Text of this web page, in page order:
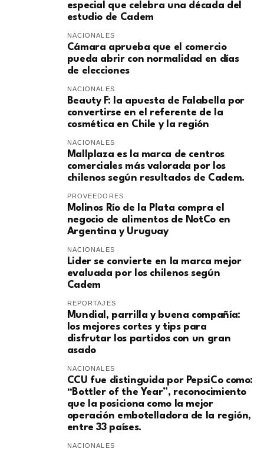
especial que celebra una década del
estudio de Cadem
NACIONALES
Cámara aprueba que el comercio
pueda abrir con normalidad en días
de elecciones
NACIONALES
Beauty F: la apuesta de Falabella por
convertirse en el referente de la
cosmética en Chile y la región
NACIONALES
Mallplaza es la marca de centros
comerciales más valorada por los
chilenos según resultados de Cadem.
PROVEEDORES
Molinos Río de la Plata compra el
negocio de alimentos de NotCo en
Argentina y Uruguay
NACIONALES
Lider se convierte en la marca mejor
evaluada por los chilenos según
Cadem
REPORTAJES
Mundial, parrilla y buena compañía:
los mejores cortes y tips para
disfrutar los partidos con un gran
asado
NACIONALES
CCU fue distinguida por PepsiCo como:
“Bottler of the Year”, reconocimiento
que la posiciona como la mejor
operación embotelladora de la región,
entre 33 países.
NACIONALES